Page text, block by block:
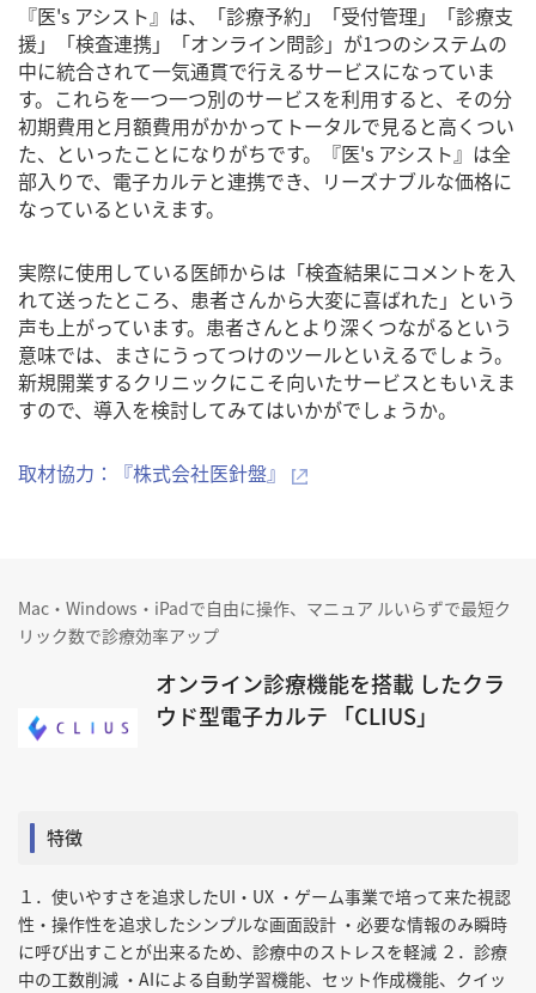
『医's アシスト』は、「診療予約」「受付管理」「診療支
援」「検査連携」「オンライン問診」が1つのシステムの
中に統合されて一気通貫で行えるサービスになっていま
す。これらを一つ一つ別のサービスを利用すると、その分
初期費用と月額費用がかかってトータルで見ると高くつい
た、といったことになりがちです。『医's アシスト』は全
部入りで、電子カルテと連携でき、リーズナブルな価格に
なっているといえます。
実際に使用している医師からは「検査結果にコメントを入
れて送ったところ、患者さんから大変に喜ばれた」という
声も上がっています。患者さんとより深くつながるという
意味では、まさにうってつけのツールといえるでしょう。
新規開業するクリニックにこそ向いたサービスともいえま
すので、導入を検討してみてはいかがでしょうか。
取材協力：『株式会社医針盤』
Mac・Windows・iPadで自由に操作、マニュア ルいらずで最短ク
リック数で診療効率アップ
オンライン診療機能を搭載 したクラ
ウド型電子カルテ 「CLIUS」
特徴
１．使いやすさを追求したUI・UX ・ゲーム事業で培って来た視認
性・操作性を追求したシンプルな画面設計 ・必要な情報のみ瞬時
に呼び出すことが出来るため、診療中のストレスを軽減 ２．診療
中の工数削減 ・AIによる自動学習機能、セット作成機能、クイッ